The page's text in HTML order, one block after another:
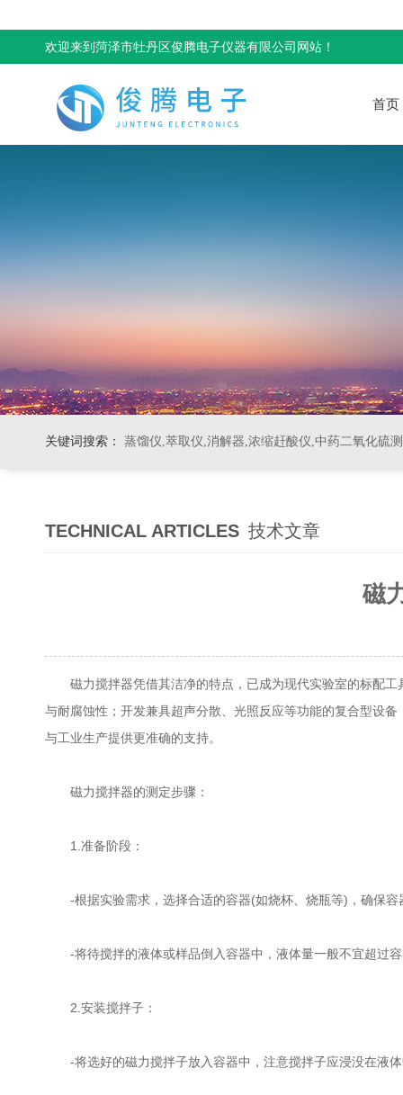
欢迎来到菏泽市牡丹区俊腾电子仪器有限公司网站！
首页
关键词搜索： 蒸馏仪,萃取仪,消解器,浓缩赶酸仪,中药二氧化硫
TECHNICAL ARTICLES 技术文章
磁
磁力搅拌器凭借其洁净的特点，已成为现代实验室的标配工
与耐腐蚀性；开发兼具超声分散、光照反应等功能的复合型设
与工业生产提供更准确的支持。
磁力搅拌器的测定步骤：
1.准备阶段：
-根据实验需求，选择合适的容器(如烧杯、烧瓶等)，确保容
-将待搅拌的液体或样品倒入容器中，液体量一般不宜超过容
2.安装搅拌子：
-将选好的磁力搅拌子放入容器中，注意搅拌子应浸没在液体